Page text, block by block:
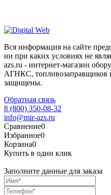
Вся информация на сайте
ни при каких условиях не
azs.ru - интернет-магазин
АГНКС, топливозаправщиков
защищены.
Обратная связь
8 (800) 350-08-32
info@mir-azs.ru
Сравнение0
Избранное0
Корзина0
Купить в один клик
Заполните данные для заказа